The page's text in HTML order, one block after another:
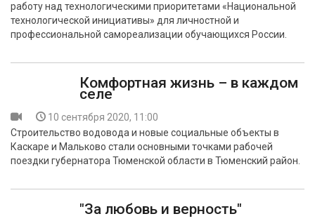
работу над технологическими приоритетами «Национальной
технологической инициативы» для личностной и
профессиональной самореализации обучающихся России.
Комфортная жизнь – в каждом
селе
10 сентября 2020, 11:00
Строительство водовода и новые социальные объекты в
Каскаре и Мальково стали основными точками рабочей
поездки губернатора Тюменской области в Тюменский район.
"За любовь и верность"